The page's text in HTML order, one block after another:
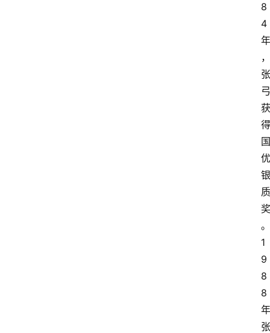
8
4
年
，
张
弓
获
得
国
优
银
质
奖
。
1
9
8
8
年
张